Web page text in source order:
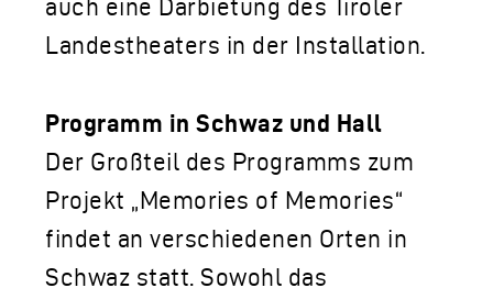
auch eine Darbietung des Tiroler
Landestheaters in der Installation.
Programm in Schwaz und Hall
Der Großteil des Programms zum
Projekt „Memories of Memories“
findet an verschiedenen Orten in
Schwaz statt. Sowohl das